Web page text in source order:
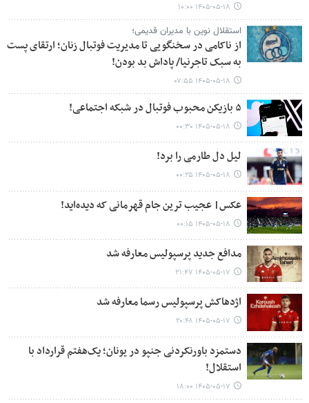
۱۴۰۵-۰۵-۱۸ ۱۰:۰۰
استقلال نوین با مدیران قدیمی؛
از ناکامی در سخنگویی تا مدیریت فوتبال زنان؛ ارتقای پست
به سبک تاجرنیا/ پاداش بد بودن!
۱۴۰۵-۰۵-۱۸ ۰۷:۵۵
۵ بازیکن محبوب فوتبال در شبکه اجتماعی!
۱۴۰۵-۰۵-۱۸ ۰۰:۳۰
لیل دل طارمی را برد!
۱۴۰۵-۰۵-۱۸ ۰۰:۲۵
عکس| عجیب ترین جام قهرمانی که دیده‌اید!
۱۴۰۵-۰۵-۱۸ ۰۰:۱۵
مدافع جدید پرسپولیس معارفه شد
۱۴۰۵-۰۵-۱۷ ۲۱:۴۷
اژدهاکش پرسپولیس رسما معارفه شد
۱۴۰۵-۰۵-۱۷ ۲۰:۴۸
دستمزد باورنکردنی جنپو در یونان؛ یک‌هفتم قرارداد با
استقلال!
۱۴۰۵-۰۵-۱۷ ۱۸:۰۰